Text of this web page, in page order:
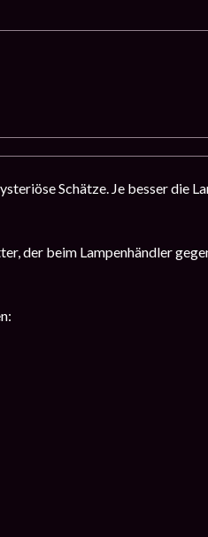
Schätze. Je besser die
der beim Lampenhändler